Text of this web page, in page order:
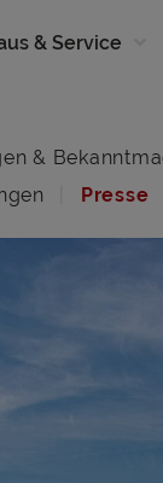
& Service
&
Presse